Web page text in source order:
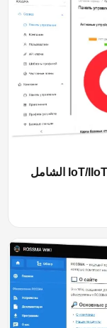
ROSSMA تعلن عن إطلاق خادم شبكات IoT/IIoT الشامل